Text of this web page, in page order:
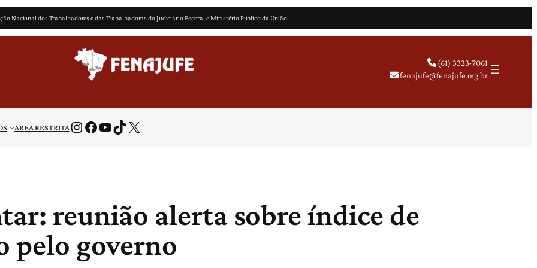
Nacional dos Trabalhadores e das Trabalhadoras do Judiciário Federal e Ministério Público da União
(61) 3323-7061
fenajufe@fenajufe.org.br
ÁREA RESTRITAInstagram Facebook Youtube TikTok X
reunião alerta sobre índice de
pelo governo